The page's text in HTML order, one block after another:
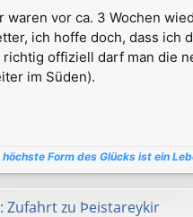
waren vor ca. 3 Wochen
ich hoffe doch, dass ich
richtig offiziell darf man die
im Süden).
höchste Form des Glücks ist ein
Zufahrt zu Þeistareykir